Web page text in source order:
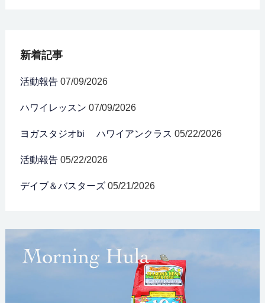
新着記事
活動報告 07/09/2026
ハワイレッスン 07/09/2026
ヨガスタジオbi ハワイアンクラス 05/22/2026
活動報告 05/22/2026
デイブ＆バスターズ 05/21/2026